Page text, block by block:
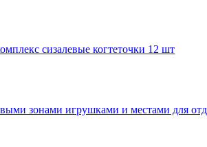
сизалевые когтеточки 12 шт